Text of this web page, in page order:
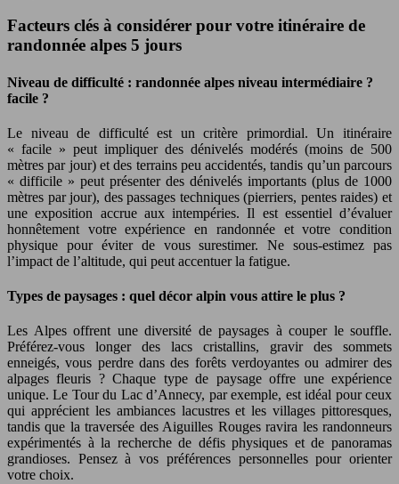
Facteurs clés à considérer pour votre itinéraire de
randonnée alpes 5 jours
Niveau de difficulté : randonnée alpes niveau intermédiaire ?
facile ?
Le niveau de difficulté est un critère primordial. Un itinéraire
« facile » peut impliquer des dénivelés modérés (moins de 500
mètres par jour) et des terrains peu accidentés, tandis qu’un parcours
« difficile » peut présenter des dénivelés importants (plus de 1000
mètres par jour), des passages techniques (pierriers, pentes raides) et
une exposition accrue aux intempéries. Il est essentiel d’évaluer
honnêtement votre expérience en randonnée et votre condition
physique pour éviter de vous surestimer. Ne sous-estimez pas
l’impact de l’altitude, qui peut accentuer la fatigue.
Types de paysages : quel décor alpin vous attire le plus ?
Les Alpes offrent une diversité de paysages à couper le souffle.
Préférez-vous longer des lacs cristallins, gravir des sommets
enneigés, vous perdre dans des forêts verdoyantes ou admirer des
alpages fleuris ? Chaque type de paysage offre une expérience
unique. Le Tour du Lac d’Annecy, par exemple, est idéal pour ceux
qui apprécient les ambiances lacustres et les villages pittoresques,
tandis que la traversée des Aiguilles Rouges ravira les randonneurs
expérimentés à la recherche de défis physiques et de panoramas
grandioses. Pensez à vos préférences personnelles pour orienter
votre choix.